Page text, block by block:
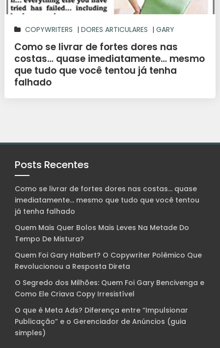
COPYWRITERS |DORES ARTICULARES |GARY
NICHOS SAÚDE
Como se livrar de fortes dores nas
costas… quase imediatamente… mesmo
que tudo que você tentou já tenha
falhado
Posts Recentes
Como se livrar de fortes dores nas costas… quase
imediatamente… mesmo que tudo que você tentou
já tenha falhado
Quem Mais Quer Bolos Mais Leves Na Metade Do
Tempo De Mistura?
Quem Foi Gary Halbert? O Copywriter Polêmico Que
Revolucionou a Resposta Direta
O Segredo dos Milhões: Quem Foi Gary Bencivenga e
Como Ele Criava Copy Irresistível
O que é Meta Ads? Diferença entre “Impulsionar
Publicação” e o Gerenciador de Anúncios (guia
simples)